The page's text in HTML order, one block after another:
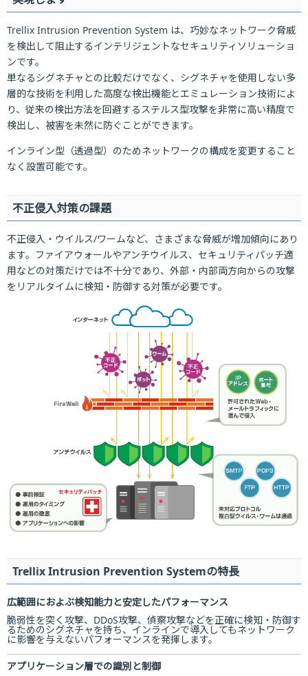
Trellix Intrusion Prevention System は、巧妙なネットワーク脅威
を検出して阻止するインテリジェントなセキュリティソリューショ
ンです。
単なるシグネチャとの比較だけでなく、シグネチャを使用しない多
層的な技術を利用した高度な検出機能とエミュレーション技術によ
り、従来の検出方法を回避するステルス型攻撃を非常に高い精度で
検出し、被害を未然に防ぐことができます。
インライン型（透過型）のためネットワークの構成を変更すること
なく設置可能です。
不正侵入対策の課題
不正侵入・ウイルス/ワームなど、さまざまな脅威が増加傾向にあり
ます。ファイアウォールやアンチウイルス、セキュリティパッチ適
用などの対策だけでは不十分であり、外部・内部両方向からの攻撃
をリアルタイムに検知・防御する対策が必要です。
Trellix Intrusion Prevention Systemの特長
広範囲におよぶ検知能力と安定したパフォーマンス
脆弱性を突く攻撃、DDoS攻撃、偵察攻撃などを正確に検知・防御す
るためのシグネチャを持ち、インラインで導入してもネットワーク
に影響を与えないパフォーマンスを発揮します。
アプリケーション層での識別と制御